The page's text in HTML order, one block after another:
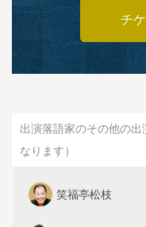
チ
出演落語家のその他の
なります）
笑福亭松枝